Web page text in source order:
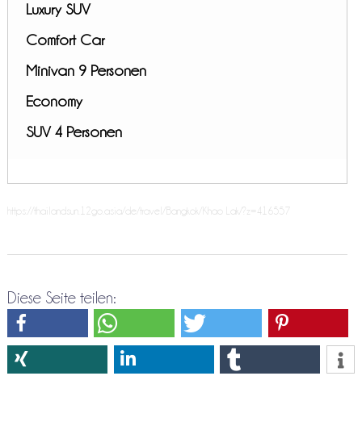
Luxury SUV
Comfort Car
Minivan 9 Personen
Economy
SUV 4 Personen
https://thailandsun.12go.asia/de/travel/Bangkok/Khao Lak/?z=416557
Diese Seite teilen: